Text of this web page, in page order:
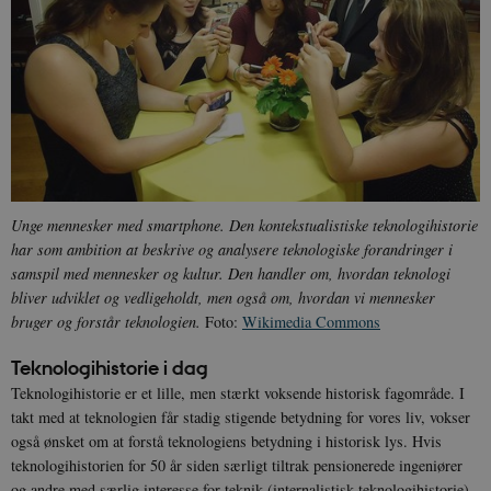
Unge mennesker med smartphone. Den kontekstualistiske teknologihistorie
har som ambition at beskrive og analysere teknologiske forandringer i
samspil med mennesker og kultur. Den handler om, hvordan teknologi
bliver udviklet og vedligeholdt, men også om, hvordan vi mennesker
bruger og forstår teknologien. Foto: Wikimedia Commons
Teknologihistorie i dag
Teknologihistorie er et lille, men stærkt voksende historisk fagområde. I
takt med at teknologien får stadig stigende betydning for vores liv, vokser
også ønsket om at forstå teknologiens betydning i historisk lys. Hvis
teknologihistorien for 50 år siden særligt tiltrak pensionerede ingeniører
sp_t
Spotify Inc.
.spotify.com
1 år
sp_landing
Spotify Inc.
.spotify.com
.nr-data.net